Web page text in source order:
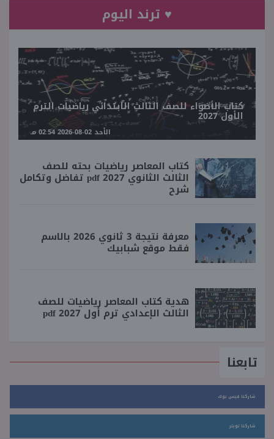
♥ ترند اليوم
كتاب الأضواء للصف الثالث الابتدائي رياضيات الترم
الأول 2027
الأحد 02-08-2026 02:54 مـ
كتاب المعاصر رياضيات بحته للصف
الثالث الثانوي 2027 pdf تفاضل وتكامل
شرح
معرفة نتيجة 3 ثانوي 2026 بالاسم
فقط موقع شبابيك
هدية كتاب المعاصر رياضيات للصف
الثالث الإعدادي ترم أول 2027 pdf
تابعنا
شاركنا فيس بوك
شاركنا تويتر